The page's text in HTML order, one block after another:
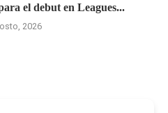
el debut en Leagues...
2026